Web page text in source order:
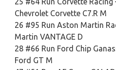
Chevrolet Corvette C7.R M
26 #95 Run Aston Martin
Martin VANTAGE D
28 #66 Run Ford Chip
Ford GT M